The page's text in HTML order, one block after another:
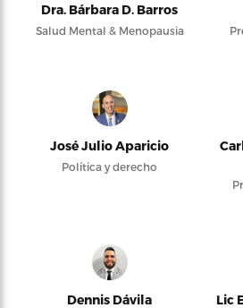
Dra. Bárbara D. Barros
Salud Mental & Menopausia
José Julio Aparicio
Política y derecho
Dennis Dávila Lic